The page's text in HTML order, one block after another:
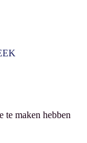
te maken hebben